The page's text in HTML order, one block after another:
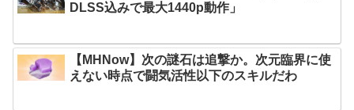
DLSS込みで最大1440p動作」
【MHNow】次の謎石は追撃か。次元臨界に使
えない時点で闘気活性以下のスキルだわ